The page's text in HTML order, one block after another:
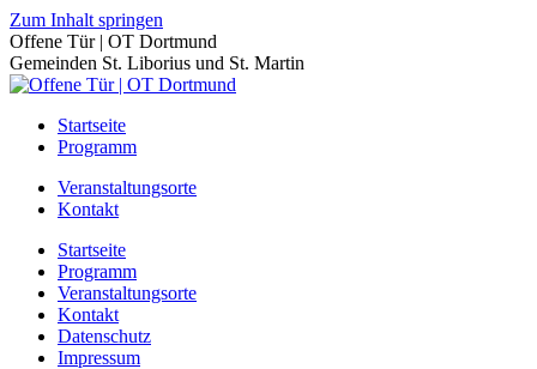
Zum Inhalt springen
Offene Tür | OT Dortmund
Gemeinden St. Liborius und St. Martin
Startseite
Programm
Veranstaltungsorte
Kontakt
Startseite
Programm
Veranstaltungsorte
Kontakt
Datenschutz
Impressum